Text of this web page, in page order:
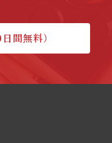
間無料）